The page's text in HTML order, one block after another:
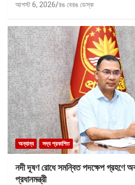
আগস্ট 6, 2026 রঙ বেরঙ ডেস্ক
অন্যান্য সদ্য প্রকাশিত
নদী দূষণ রোধে সমন্বিত পদক্ষেপ গ্রহণে
প্রধানমন্ত্রী